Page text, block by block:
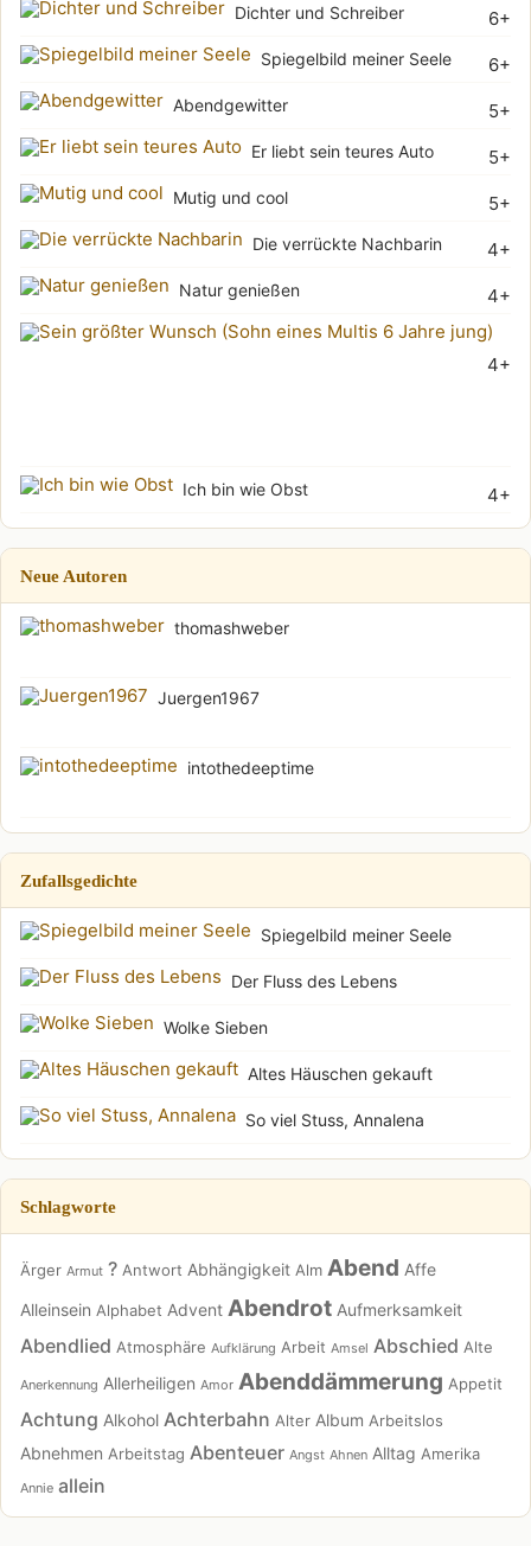
6+
Dichter und Schreiber
6+
Spiegelbild meiner Seele
5+
Abendgewitter
5+
Er liebt sein teures Auto
5+
Mutig und cool
4+
Die verrückte Nachbarin
4+
Natur genießen
4+
4+
Ich bin wie Obst
Neue Autoren
thomashweber
Juergen1967
intothedeeptime
Zufallsgedichte
Spiegelbild meiner Seele
Der Fluss des Lebens
Wolke Sieben
Altes Häuschen gekauft
So viel Stuss, Annalena
Schlagworte
Ärger Armut ? Antwort Abhängigkeit Alm Abend Affe
Alleinsein Alphabet Advent Abendrot Aufmerksamkeit
Abendlied Atmosphäre Aufklärung Arbeit Amsel Abschied Alte
Anerkennung Allerheiligen Amor Abenddämmerung Appetit
Achtung Alkohol Achterbahn Alter Album Arbeitslos
Abnehmen Arbeitstag Abenteuer Angst Ahnen Alltag Amerika
Annie allein